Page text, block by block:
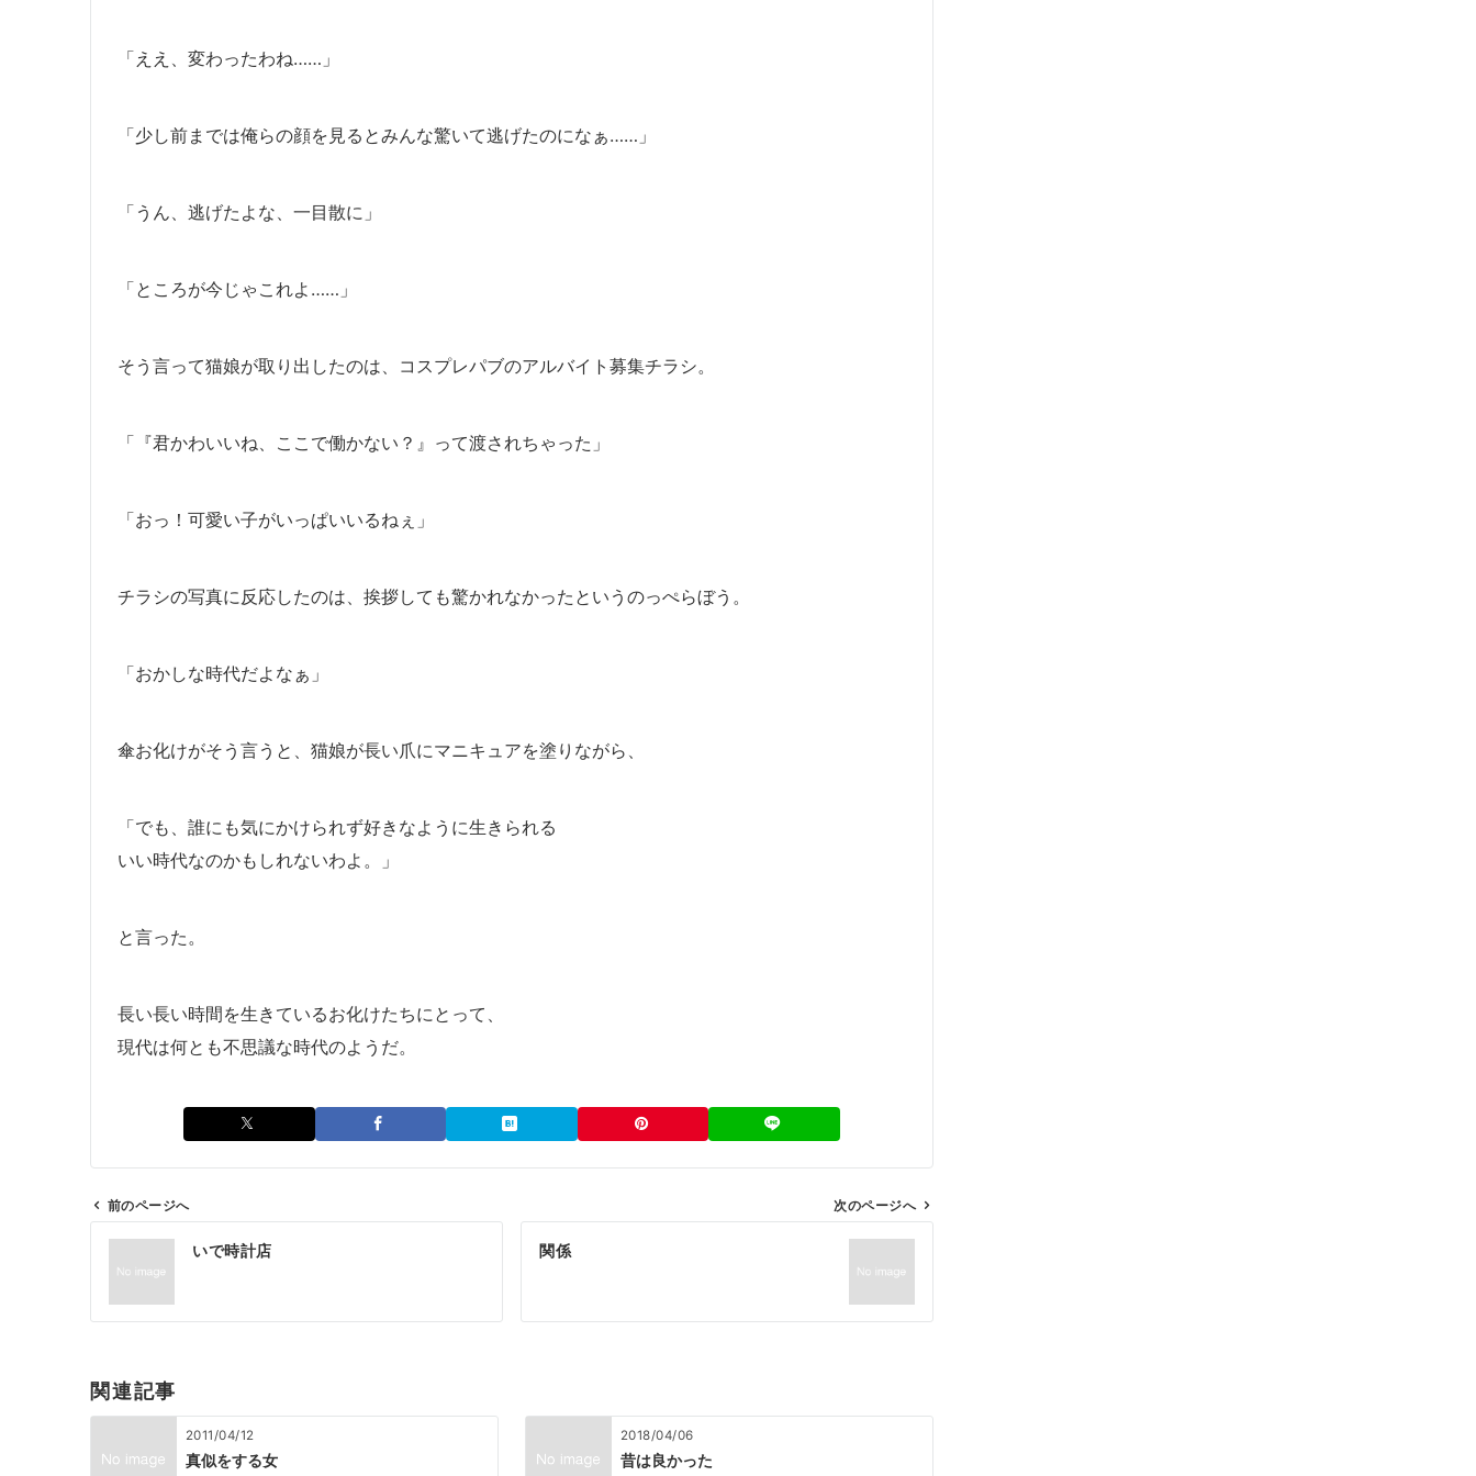
「ええ、変わったわね……」
「少し前までは俺らの顔を見るとみんな驚いて逃げたのになぁ……」
「うん、逃げたよな、一目散に」
「ところが今じゃこれよ……」
そう言って猫娘が取り出したのは、コスプレパブのアルバイト募集チラシ。
「『君かわいいね、ここで働かない？』って渡されちゃった」
「おっ！可愛い子がいっぱいいるねぇ」
チラシの写真に反応したのは、挨拶しても驚かれなかったというのっぺらぼう。
「おかしな時代だよなぁ」
傘お化けがそう言うと、猫娘が長い爪にマニキュアを塗りながら、
「でも、誰にも気にかけられず好きなように生きられる
いい時代なのかもしれないわよ。」
と言った。
長い長い時間を生きているお化けたちにとって、
現代は何とも不思議な時代のようだ。
シ
ン
前のページへ
いで時計店
次のページへ
関係
関連記事
2011/04/12
真似をする女
2018/04/06
昔は良かった